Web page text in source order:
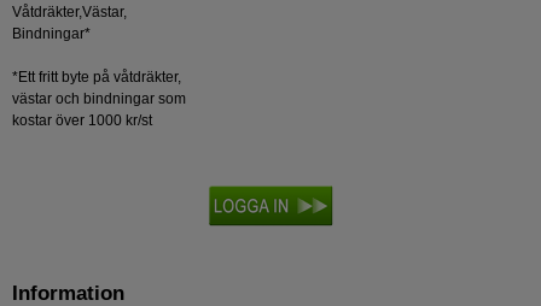
Våtdräkter,Västar,
Bindningar*
*Ett fritt byte på våtdräkter,
västar och bindningar som
kostar över 1000 kr/st
Information